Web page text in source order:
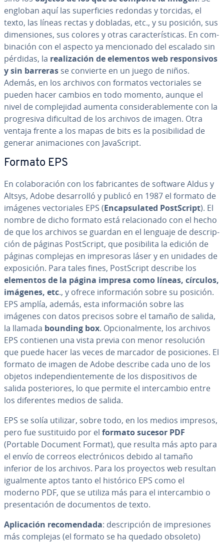
engloban aquí las su­pe­r­fi­cies redondas y torcidas, el
texto, las líneas rectas y dobladas, etc., y su posición, sus
di­me­n­sio­nes, sus colores y otras ca­ra­c­te­rí­s­ti­cas. En co­m­
bi­na­ción con el aspecto ya me­n­cio­na­do del escalado sin
pérdidas, la rea­li­za­ción de elementos web re­s­po­n­si­vos
y sin barreras se convierte en un juego de niños.
Además, en los archivos con formatos ve­c­to­ria­les se
pueden hacer cambios en todo momento, aunque el
nivel de co­m­ple­ji­dad aumenta co­n­si­de­ra­ble­me­n­te con la
pro­gre­si­va di­fi­cu­l­tad de los archivos de imagen. Otra
ventaja frente a los mapas de bits es la po­si­bi­li­dad de
generar ani­ma­cio­nes con Ja­va­S­cri­pt.
Formato EPS
En co­la­bo­ra­ción con los fa­bri­ca­n­tes de software Aldus y
Altsys, Adobe de­sa­rro­lló y publicó en 1987 el formato de
imágenes ve­c­to­ria­les EPS (En­ca­p­su­la­ted Po­st­S­cri­pt). El
nombre de dicho formato está re­la­cio­na­do con el hecho
de que los archivos se guardan en el lenguaje de de­s­cri­p­
ción de páginas Po­st­S­cri­pt, que po­si­bi­li­ta la edición de
páginas complejas en im­pre­so­ras láser y en unidades de
ex­po­si­ción. Para tales fines, Po­st­S­cri­pt describe los
elementos de la página impresa como líneas, círculos,
imágenes, etc., y ofrece in­fo­r­ma­ción sobre su posición.
EPS amplía, además, esta in­fo­r­ma­ción sobre las
imágenes con datos precisos sobre el tamaño de salida,
la llamada bounding box. Op­cio­na­l­me­n­te, los archivos
EPS contienen una vista previa con menor re­so­lu­ción
que puede hacer las veces de marcador de po­si­cio­nes. El
formato de imagen de Adobe describe cada uno de los
objetos in­de­pe­n­die­n­te­me­n­te de los di­s­po­si­ti­vos de
salida po­s­te­rio­res, lo que permite el in­te­r­ca­m­bio entre
los di­fe­re­n­tes medios de salida.
EPS se solía utilizar, sobre todo, en los medios impresos,
pero fue su­s­ti­tui­do por el formato sucesor PDF
(Portable Document Format), que resulta más apto para
el envío de correos ele­c­tró­ni­cos debido al tamaño
inferior de los archivos. Para los proyectos web resultan
igua­l­me­n­te aptos tanto el histórico EPS como el
moderno PDF, que se utiliza más para el in­te­r­ca­m­bio o
pre­se­n­ta­ción de do­cu­me­n­tos de texto.
Apli­ca­ción re­co­me­n­da­da: de­s­cri­p­ción de im­pre­sio­nes
más complejas (el formato se ha quedado obsoleto)